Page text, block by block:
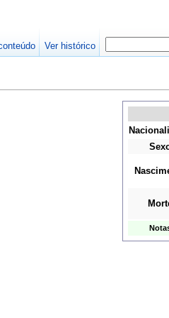
Ver histórico